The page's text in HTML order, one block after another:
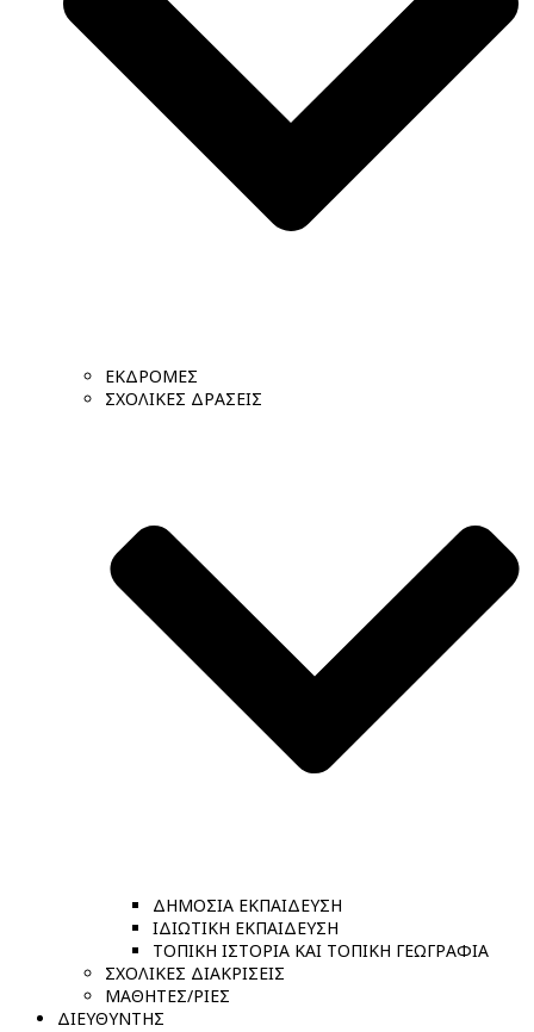
ΕΚΔΡΟΜΕΣ
ΣΧΟΛΙΚΕΣ ΔΡΑΣΕΙΣ
ΔΗΜΟΣΙΑ ΕΚΠΑΙΔΕΥΣΗ
ΙΔΙΩΤΙΚΗ ΕΚΠΑΙΔΕΥΣΗ
ΤΟΠΙΚΗ ΙΣΤΟΡΙΑ ΚΑΙ ΤΟΠΙΚΗ ΓΕΩΓΡΑΦΙΑ
ΣΧΟΛΙΚΕΣ ΔΙΑΚΡΙΣΕΙΣ
ΜΑΘΗΤΕΣ/ΡΙΕΣ
ΔΙΕΥΘΥΝΤΗΣ